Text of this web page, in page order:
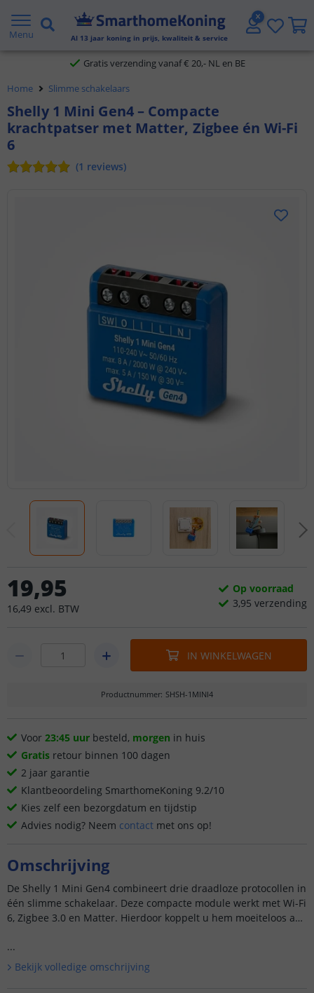
Menu Al 13 jaar koning in prijs, kwaliteit & service
2 jaar garantie
Gratis verzending vanaf € 20,- NL en BE
Klantbeoordeling 9.1
Voor 23:45 uur besteld,morgen in huis
Home Slimme schakelaars
Shelly 1 Mini Gen4 – Compacte
krachtpatser met Matter, Zigbee én Wi-Fi
6
(1 reviews)
19,95
16,49 excl. BTW
Op voorraad
3,95 verzending
IN WINKELWAGEN
Productnummer: SHSH-1MINI4
Voor 23:45 uur besteld, morgen in huis
Gratis retour binnen 100 dagen
2 jaar garantie
Klantbeoordeling SmarthomeKoning 9.2/10
Kies zelf een bezorgdatum en tijdstip
Advies nodig? Neem contact met ons op!
Omschrijving
De Shelly 1 Mini Gen4 combineert drie draadloze protocollen in
één slimme schakelaar. Deze compacte module werkt met Wi-Fi
6, Zigbee 3.0 en Matter. Hierdoor koppelt u hem moeiteloos aan
...
Bekijk volledige omschrijving